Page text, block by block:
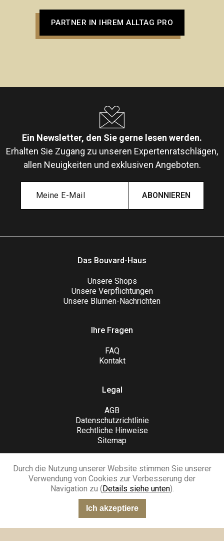
PARTNER IN IHREM ALLTAG PRO
Ein Newsletter, den Sie gerne lesen werden.
Erhalten Sie Zugang zu unseren Expertenratschlägen,
allen Neuigkeiten und exklusiven Angeboten.
ABONNIEREN
Das Bouvard-Haus
Unsere Shops
Unsere Verpflichtungen
Unsere Blumen-Nachrichten
Ihre Fragen
FAQ
Kontakt
Legal
AGB
Datenschutzrichtlinie
Rechtliche Hinweise
Sitemap
SCHLIESSEN SIE SICH UNS AN
Durch die Nutzung unserer Website stimmen Sie unserer
Verwendung von Cookies zur Verbesserung der
Navigation zu (Details siehe unten).
Ich akzeptiere
“Sehr gut”